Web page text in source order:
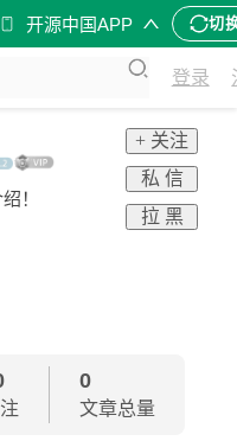
开源中国APP 切
登录
！
+ 关注
私 信
拉 黑
0
文章总量